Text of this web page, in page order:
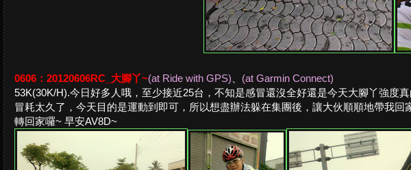
0606：20120606RC_大腳丫~(at Ride with GPS)
(at Garmin Connect)
53K(30K/H).今日好多人哦，至少接近25台，不知是感冒還沒全好還是今天大腳丫強度
冒耗太久了，今天目的是運動到即可，所以想盡辦法躲在集團後，讓大伙順順地帶我
轉回家囉~ 早安AV8D~